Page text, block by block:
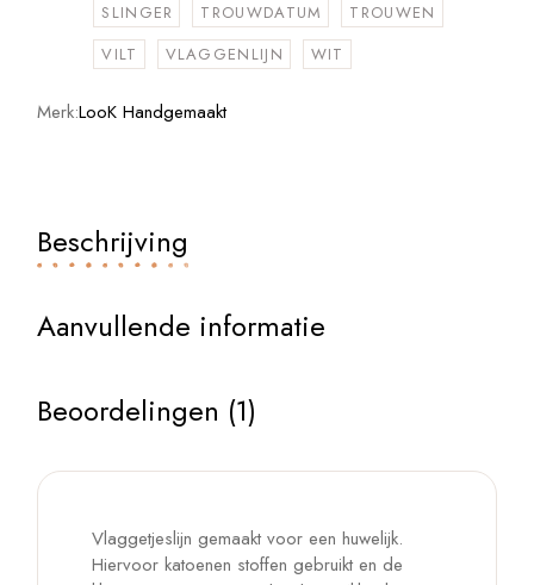
SLINGER
TROUWDATUM
TROUWEN
VILT
VLAGGENLIJN WIT
Merk:LooK Handgemaakt
Beschrijving
Aanvullende informatie
Beoordelingen (1)
Vlaggetjeslijn gemaakt voor een huwelijk.
Hiervoor katoenen stoffen gebruikt en de